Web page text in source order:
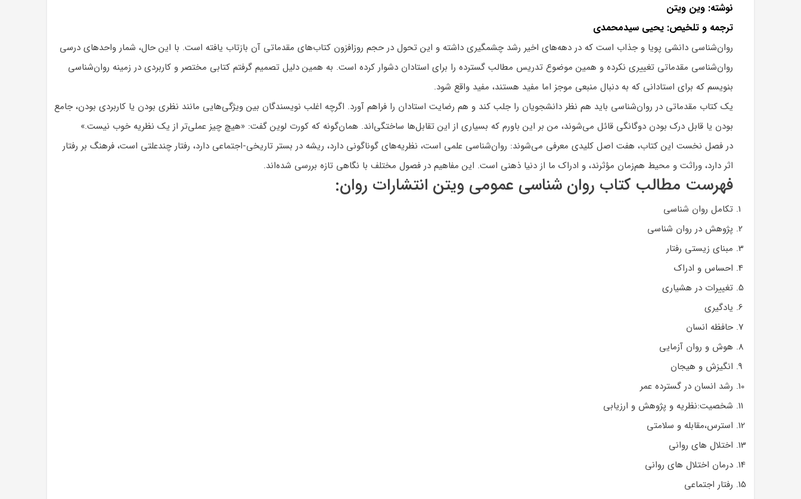
نوشته: وین ویتن
ترجمه و تلخیص: یحیی سیدمحمدی
روان‌شناسی دانشی پویا و جذاب است که در دهه‌های اخیر رشد چشمگیری داشته و این تحول در حجم روزافزون کتاب‌های مقدماتی آن بازتاب یافته است. با این حال، شمار واحدهای درسی
روان‌شناسی مقدماتی تغییری نکرده و همین موضوع تدریس مطالب گسترده را برای استادان دشوار کرده است. به همین دلیل تصمیم گرفتم کتابی مختصر و کاربردی در زمینه روان‌شناسی
بنویسم که برای استادانی که به دنبال منبعی موجز اما مفید هستند، مفید واقع شود.
یک کتاب مقدماتی در روان‌شناسی باید هم نظر دانشجویان را جلب کند و هم رضایت استادان را فراهم آورد. اگرچه اغلب نویسندگان بین ویژگی‌هایی مانند نظری بودن یا کاربردی بودن، جامع
بودن یا قابل درک بودن دوگانگی قائل می‌شوند، من بر این باورم که بسیاری از این تقابل‌ها ساختگی‌اند. همان‌گونه که کورت لوین گفت: «هیچ چیز عملی‌تر از یک نظریه خوب نیست.»
در فصل نخست این کتاب، هفت اصل کلیدی معرفی می‌شوند: روان‌شناسی علمی است، نظریه‌های گوناگونی دارد، ریشه در بستر تاریخی-اجتماعی دارد، رفتار چندعلتی است، فرهنگ بر رفتار
اثر دارد، وراثت و محیط هم‌زمان مؤثرند، و ادراک ما از دنیا ذهنی است. این مفاهیم در فصول مختلف با نگاهی تازه بررسی شده‌اند.
فهرست مطالب کتاب روان شناسی عمومی ویتن انتشارات روان:
تکامل روان شناسی
پژوهش در روان شناسی
مبنای زیستی رفتار
احساس و ادراک
تغییرات در هشیاری
یادگیری
حافظه انسان
هوش و روان آزمایی
انگیزش و هیجان
رشد انسان در گسترده عمر
شخصیت:نظریه و پژوهش و ارزیابی
استرس،مقابله و سلامتی
اختلال های روانی
درمان اختلال های روانی
رفتار اجتماعی